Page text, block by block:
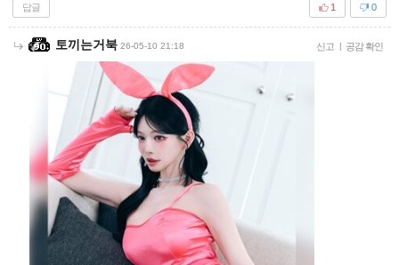
답글 0
1
토끼는거북 26-05-10 21:18 신고 | 공감 확인